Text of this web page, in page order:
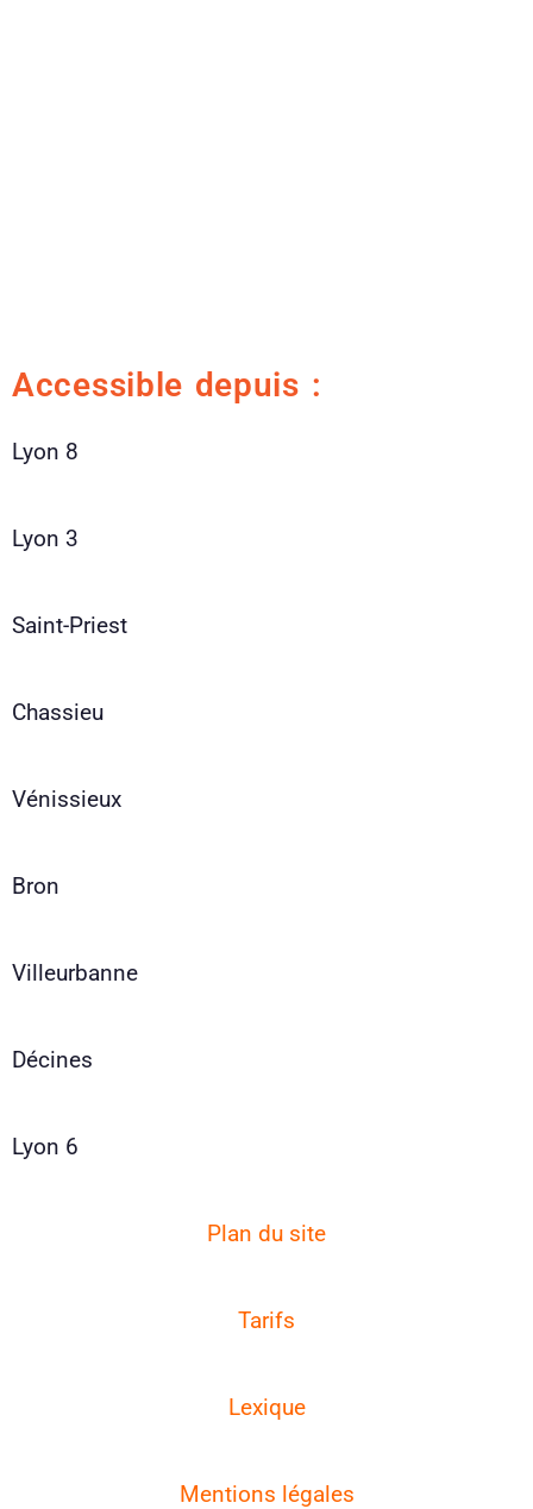
Accessible depuis :
Lyon 8
Lyon 3
Saint-Priest
Chassieu
Vénissieux
Bron
Villeurbanne
Décines
Lyon 6
Plan du site
Tarifs
Lexique
Mentions légales